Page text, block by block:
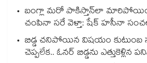
బంగ్లా మరో పాకిస్తాన్⁭లా
చంపినా సరే వెళ్తా: షేక్ హసీనా
బిడ్డ చనిపోయిన విషయం కుటుంబ
చెప్పలేక.. ఓనర్ బిడ్డను ఎత్తుకెళ్లిన